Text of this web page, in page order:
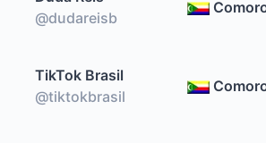
@dudareisb
TikTok Brasil
@tiktokbrasil